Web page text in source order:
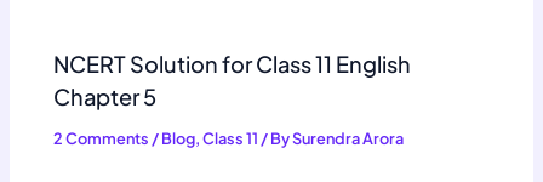
NCERT Solution for Class 11 English
Chapter 5
2 Comments /Blog,Class 11 / BySurendra Arora